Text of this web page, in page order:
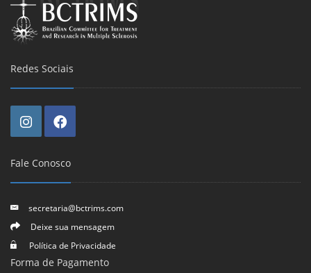
Redes Sociais
Fale Conosco
secretaria@bctrims.com
Deixe sua mensagem
Política de Privacidade
Forma de Pagamento